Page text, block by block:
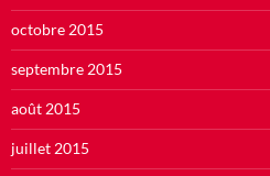
octobre 2015
septembre 2015
août 2015
juillet 2015